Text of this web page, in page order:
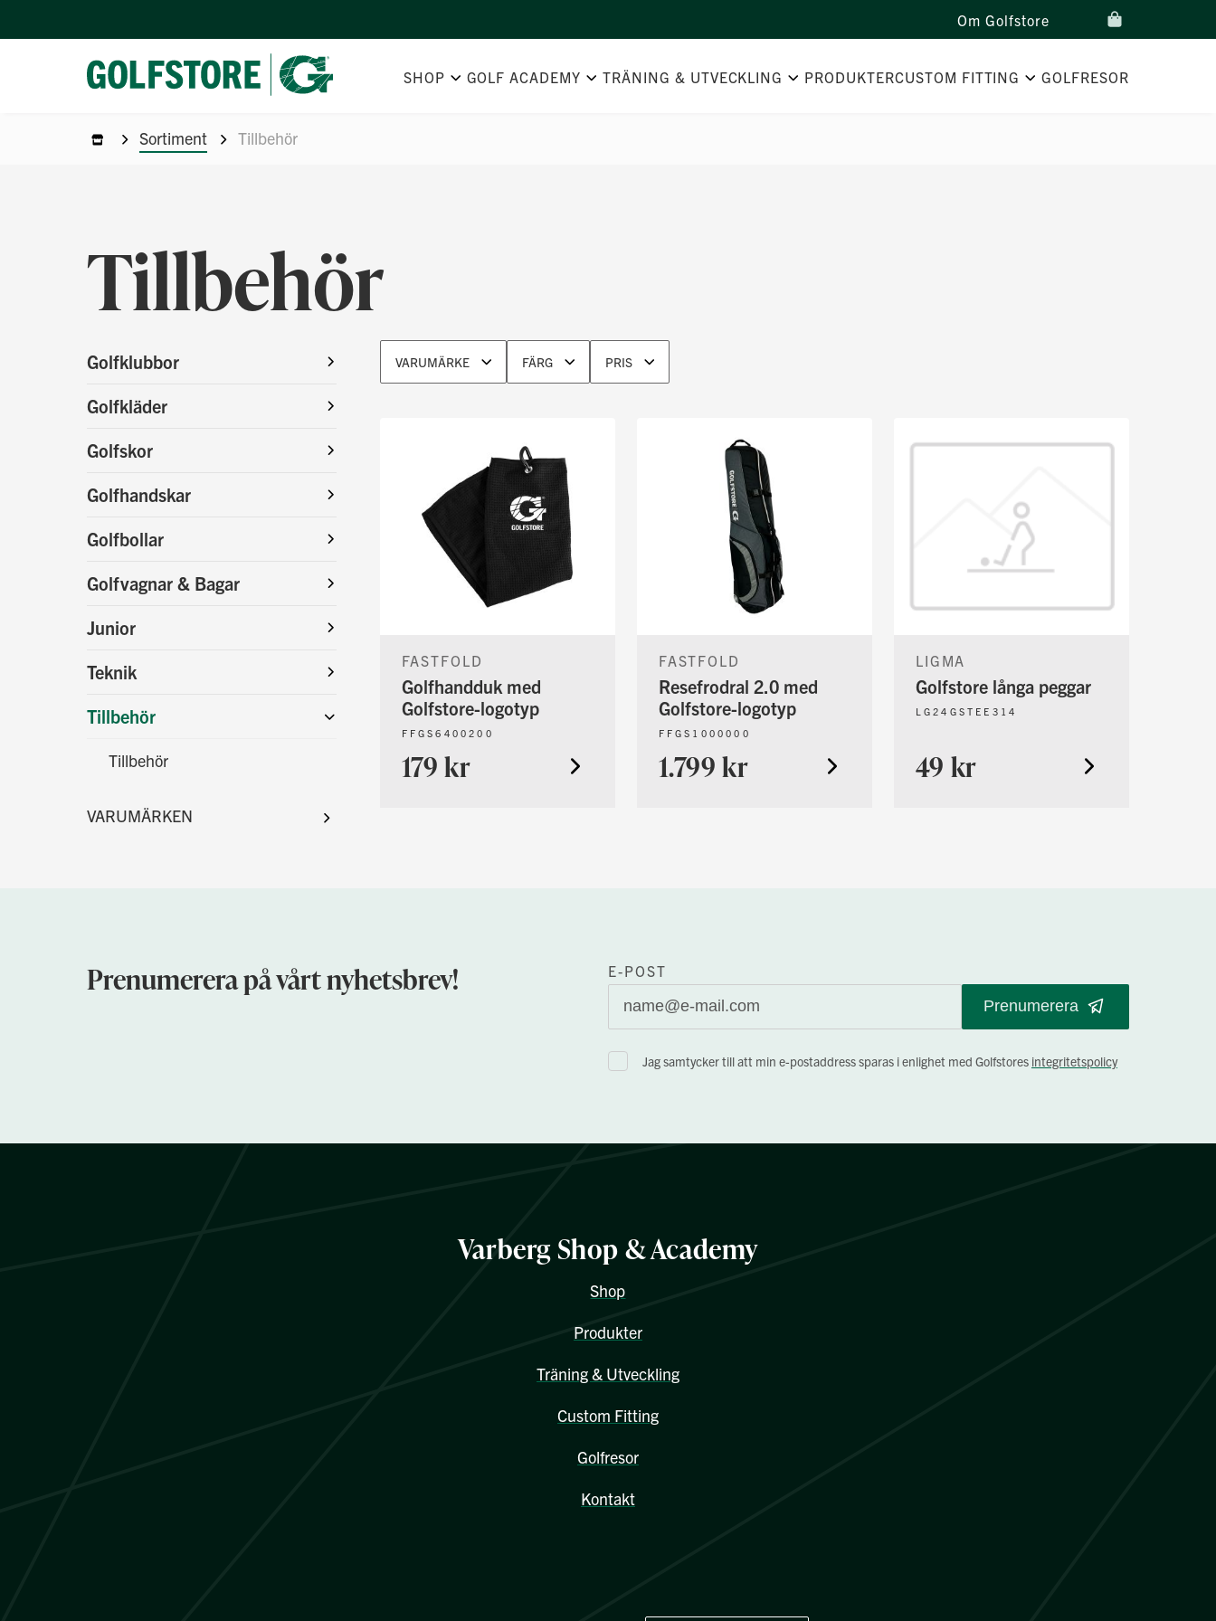
Om Golfstore
SHOP GOLF ACADEMY TRÄNING & UTVECKLING PRODUKTERCUSTOM FITTING GOLFRESOR
Sortiment Tillbehör
Tillbehör
VARUMÄRKE FÄRG PRIS
FASTFOLD
Golfhandduk med
Golfstore-logotyp
FFGS6400200
179 kr
FASTFOLD
Resefrodral 2.0 med
Golfstore-logotyp
FFGS1000000
1.799 kr
LIGMA
Golfstore långa peggar
LG24GSTEE314
49 kr
Golfklubbor
Golfkläder
Golfskor
Golfhandskar
Golfbollar
Golfvagnar & Bagar
Junior
Teknik
Tillbehör
Tillbehör
Prenumerera på vårt nyhetsbrev!
E-POST
Prenumerera
Jag samtycker till att min e-postaddress sparas i enlighet med Golfstores integritetspolicy
Varberg Shop & Academy
Shop
Produkter
Träning & Utveckling
Custom Fitting
Golfresor
Kontakt